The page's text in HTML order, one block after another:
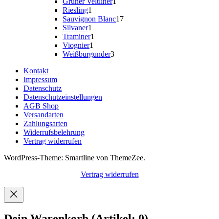
Riesling1
Produkt
Sauvignon Blanc1717
Silvaner1
Produkt
Traminer1
Viognier1
Produkt
Weißburgunder33
Kontakt
Impressum
Datenschutz
Datenschutzeinstellungen
AGB Shop
Versandarten
Zahlungsarten
Widerrufsbelehrung
Vertrag widerrufen
WordPress-Theme: Smartline von ThemeZee.
Vertrag widerrufen